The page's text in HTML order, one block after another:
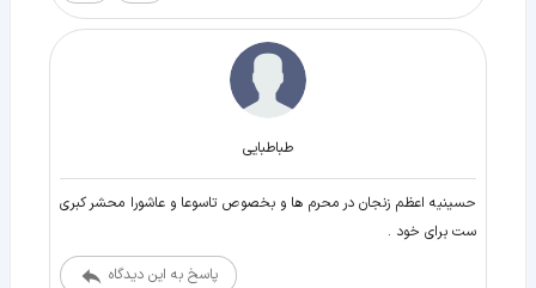
طباطبايى
حسینیه اعظم زنجان در محرم ها و بخصوص تاسوعا و عاشورا محشر کبری
ست برای خود .
پاسخ به این دیدگاه